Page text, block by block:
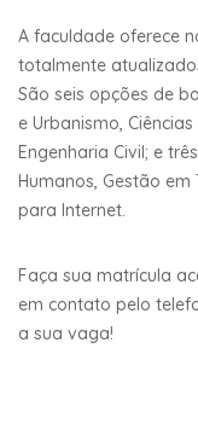
A faculdade oferece
totalmente
São seis opções de
e Urbanismo,
Engenharia Civil; e
Humanos, Gestão
para Internet.
Faça sua matrícula
em contato pelo
a sua vaga!